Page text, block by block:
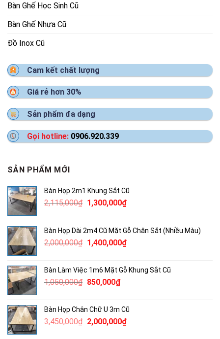
Bàn Ghế Học Sinh Cũ
Bàn Ghế Nhựa Cũ
Đồ Inox Cũ
Cam kết chất lượng
Giá rẻ hơn 30%
Sản phẩm đa dạng
Gọi hotline: 0906.920.339
SẢN PHẨM MỚI
Bàn Họp 2m1 Khung Sắt Cũ
2,115,000₫ Giá
2,115,000₫.
1,300,000₫Giá
là:
1,300,000₫.
Bàn Họp Dài 2m4 Cũ Mặt Gỗ Chân Sắt (Nhiều Màu)
2,000,000₫ Giá
2,000,000₫.
1,400,000₫Giá
là:
Bàn Làm Việc 1m6 Mặt Gỗ Khung Sắt Cũ
1,050,000₫ Giá
1,050,000₫.
850,000₫Giá
là:
850,000₫.
Bàn Họp Chân Chữ U 3m Cũ
3,450,000₫ Giá
2,000,000₫Giá